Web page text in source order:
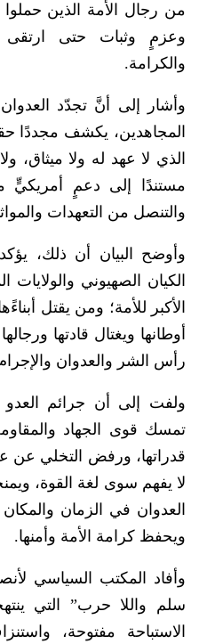
من رجال الأمة الذين حملوا
وعزمٍ وثبات حتى
والكرامة.
وأشار إلى أنَّ تجدّد
المجاهدين، يكشف مجددًا
الذي لا عهد له ولا ميثاق،
مستندًا إلى دعمٍ أمريكيٍّ
والتنصل من التعهدات
وأوضح البيان أن ذلك،
الكيان الصهيوني والولايات
الأكبر للأمة؛ ومن يقتل
أوطانها ويغتال قادتها
رأس الشر والعدوان
ولفت إلى أن جرائم العدو
تمسك قوى الجهاد
قدراتها، ورفض التخلي عن
لا يفهم سوى لغة القوة،
العدوان في الزمان
ويحفظ كرامة الأمة وأمنها.
وأفاد المكتب السياسي
سلم واللا حرب” التي
الاستباحة مفتوحة،